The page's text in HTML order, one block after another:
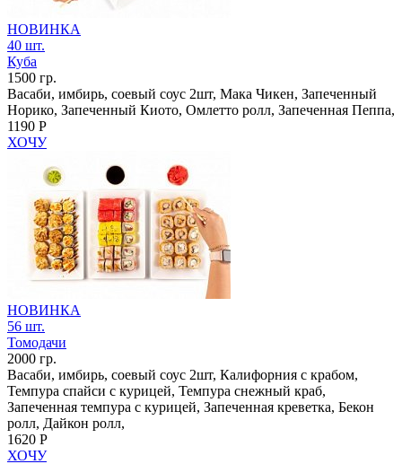
НОВИНКА
40 шт.
Куба
1500 гр.
Васаби, имбирь, соевый соус 2шт, Мака Чикен, Запеченный
Норико, Запеченный Киото, Омлетто ролл, Запеченная Пеппа,
1190 Р
ХОЧУ
НОВИНКА
56 шт.
Томодачи
2000 гр.
Васаби, имбирь, соевый соус 2шт, Калифорния с крабом,
Темпура спайси с курицей, Темпура снежный краб,
Запеченная темпура с курицей, Запеченная креветка, Бекон
ролл, Дайкон ролл,
1620 Р
ХОЧУ